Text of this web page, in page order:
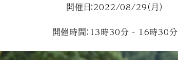
開催日：2022/08/29（月）
開催時間：13時30分 - 16時30分